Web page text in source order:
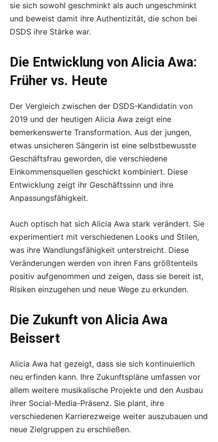
sie sich sowohl geschminkt als auch ungeschminkt
und beweist damit ihre Authentizität, die schon bei
DSDS ihre Stärke war.
Die Entwicklung von Alicia Awa:
Früher vs. Heute
Der Vergleich zwischen der DSDS-Kandidatin von
2019 und der heutigen Alicia Awa zeigt eine
bemerkenswerte Transformation. Aus der jungen,
etwas unsicheren Sängerin ist eine selbstbewusste
Geschäftsfrau geworden, die verschiedene
Einkommensquellen geschickt kombiniert. Diese
Entwicklung zeigt ihr Geschäftssinn und ihre
Anpassungsfähigkeit.
Auch optisch hat sich Alicia Awa stark verändert. Sie
experimentiert mit verschiedenen Looks und Stilen,
was ihre Wandlungsfähigkeit unterstreicht. Diese
Veränderungen werden von ihren Fans größtenteils
positiv aufgenommen und zeigen, dass sie bereit ist,
Risiken einzugehen und neue Wege zu erkunden.
Die Zukunft von Alicia Awa
Beissert
Alicia Awa hat gezeigt, dass sie sich kontinuierlich
neu erfinden kann. Ihre Zukunftspläne umfassen vor
allem weitere musikalische Projekte und den Ausbau
ihrer Social-Media-Präsenz. Sie plant, ihre
verschiedenen Karrierezweige weiter auszubauen und
neue Zielgruppen zu erschließen.